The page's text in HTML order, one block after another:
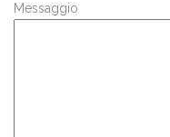
Messaggio